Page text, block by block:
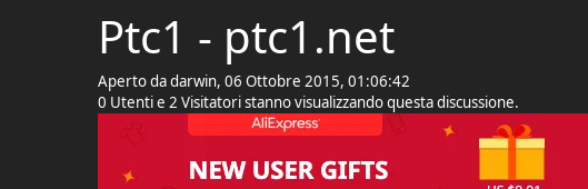
Ptc1 - ptc1.net
Aperto da darwin, 06 Ottobre 2015, 01:06:42
0 Utenti e 2 Visitatori stanno visualizzando questa discussione.